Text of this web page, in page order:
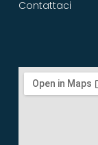
Contattaci